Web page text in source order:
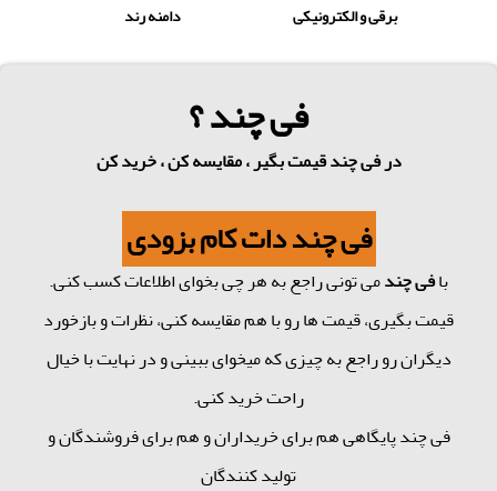
برقی و الکترونیکی دامنه رند
فی چند ؟
در فی چند قیمت بگیر ، مقایسه کن ، خرید کن
فی چند دات کام بزودی
بافی چندمی تونی راجع به هر چی بخوای اطلاعات کسب کنی.
قیمت بگیری، قیمت ها رو با هم مقایسه کنی، نظرات و بازخورد
دیگران رو راجع به چیزی که میخوای ببینی و در نهایت با خیال
راحت خرید کنی.
فی چند پایگاهی هم برای خریداران و هم برای فروشندگان و
تولید کنندگان